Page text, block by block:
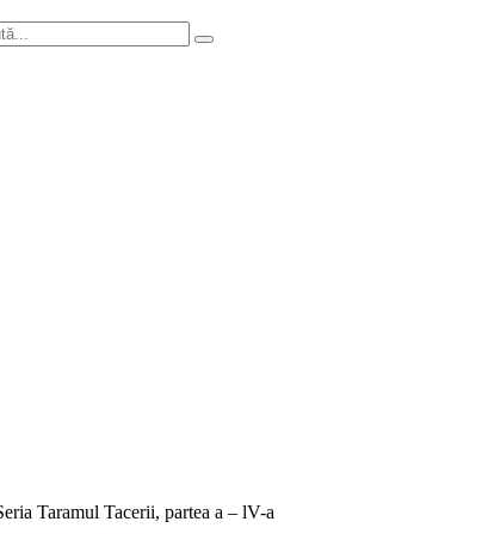
Taramul Tacerii, partea a – lV-a